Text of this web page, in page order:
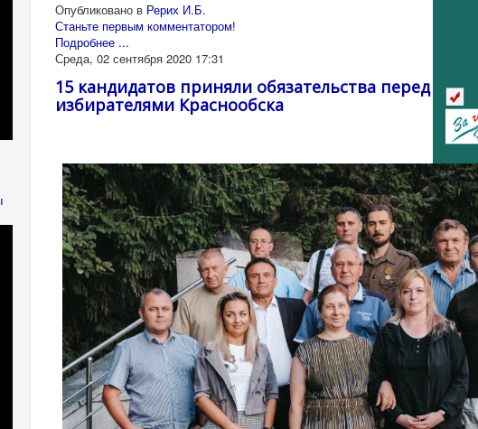
Опубликовано в Рерих И.Б.
Станьте первым комментатором!
Подробнее ...
Среда, 02 сентября 2020 17:31
15 кандидатов приняли обязательства перед
избирателями Краснообска